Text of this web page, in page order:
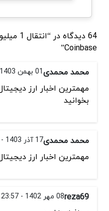
64
Coinbase”
محمد محمدی01 بهمن 1403 - 10:31
مهمترین اخبار ارز
بخوانید
محمد محمدی17 آذر 1403 - 12:46
مهمترین اخبار ارز
reza6908 مهر 1402 - 23:57